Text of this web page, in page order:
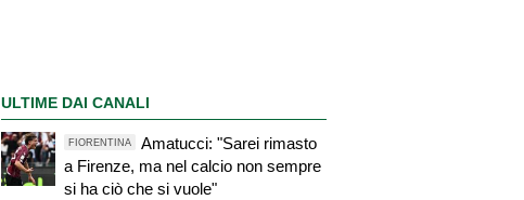
ULTIME DAI CANALI
FIORENTINA
Amatucci: "Sarei rimasto
a Firenze, ma nel calcio non sempre
si ha ciò che si vuole"